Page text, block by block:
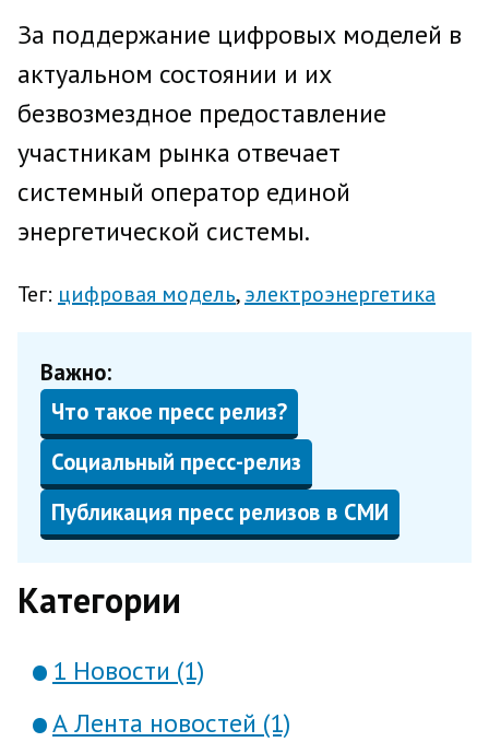
За поддержание цифровых моделей в
актуальном состоянии и их
безвозмездное предоставление
участникам рынка отвечает
системный оператор единой
энергетической системы.
Тег: цифровая модель электроэнергетика
Важно:
Что такое пресс релиз?
Социальный пресс-релиз
Публикация пресс релизов в СМИ
Категории
1 Новости (1)
А Лента новостей (1)